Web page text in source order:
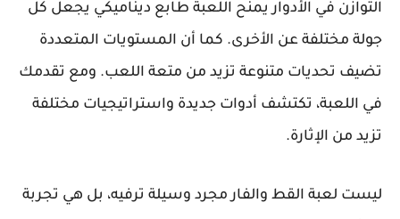
التوازن في الأدوار يمنح اللعبة طابع ديناميكي يجعل كل
جولة مختلفة عن الأخرى. كما أن المستويات المتعددة
تضيف تحديات متنوعة تزيد من متعة اللعب. ومع تقدمك
في اللعبة، تكتشف أدوات جديدة واستراتيجيات مختلفة
تزيد من الإثارة.
ليست لعبة القط والفار مجرد وسيلة ترفيه، بل هي تجربة